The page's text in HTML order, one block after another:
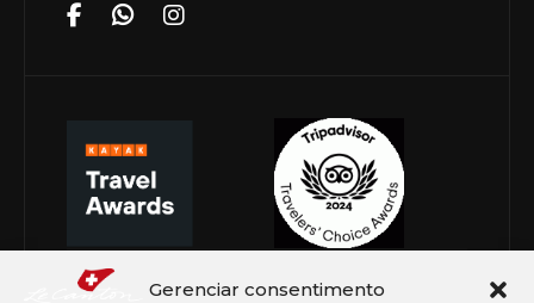
Gerenciar consentimento